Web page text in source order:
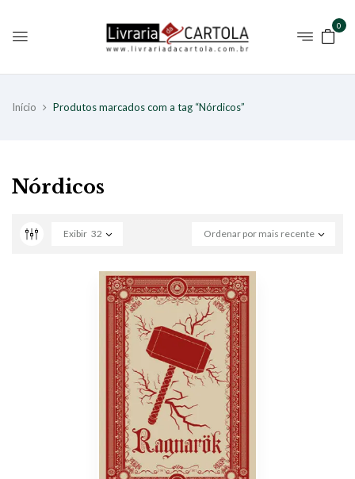
0
Início Produtos marcados com a tag “Nórdicos”
Nórdicos
Ordenar por mais recente
Exibir 32